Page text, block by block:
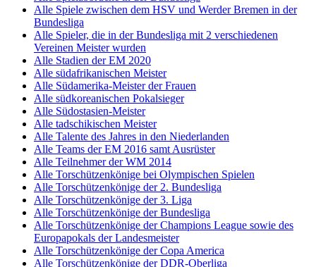
Alle Spiele zwischen dem HSV und Werder Bremen in der
Bundesliga
Alle Spieler, die in der Bundesliga mit 2 verschiedenen
Vereinen Meister wurden
Alle Stadien der EM 2020
Alle südafrikanischen Meister
Alle Südamerika-Meister der Frauen
Alle südkoreanischen Pokalsieger
Alle Südostasien-Meister
Alle tadschikischen Meister
Alle Talente des Jahres in den Niederlanden
Alle Teams der EM 2016 samt Ausrüster
Alle Teilnehmer der WM 2014
Alle Torschützenkönige bei Olympischen Spielen
Alle Torschützenkönige der 2. Bundesliga
Alle Torschützenkönige der 3. Liga
Alle Torschützenkönige der Bundesliga
Alle Torschützenkönige der Champions League sowie des
Europapokals der Landesmeister
Alle Torschützenkönige der Copa America
Alle Torschützenkönige der DDR-Oberliga